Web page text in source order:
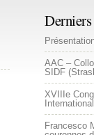
AAC –
SIDF
XVIIIe
Francesco